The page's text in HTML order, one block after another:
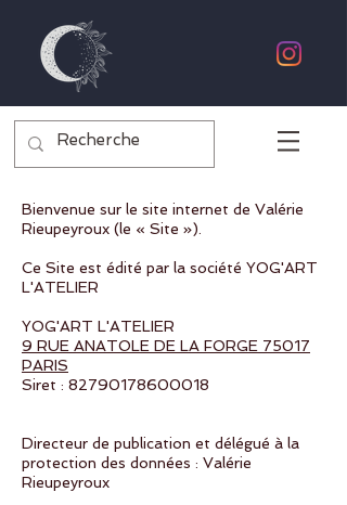
Bienvenue sur le site internet de Valérie
Rieupeyroux (le « Site »).
Ce Site est édité par la société YOG'ART
L'ATELIER
YOG'ART L'ATELIER
9 RUE ANATOLE DE LA FORGE 75017
PARIS
Siret : 82790178600018
Directeur de publication et délégué à la
protection des données : Valérie
Rieupeyroux